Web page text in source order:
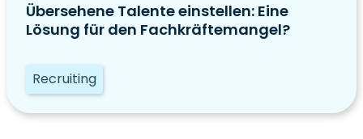
Übersehene Talente einstellen: Eine
Lösung für den Fachkräftemangel?
Recruiting